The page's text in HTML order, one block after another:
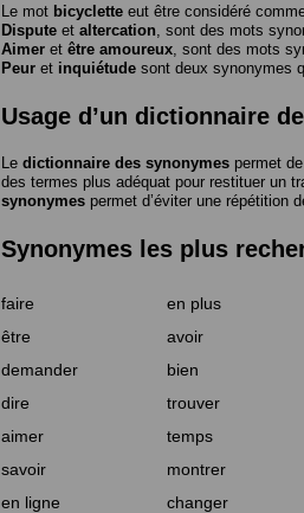
Le mot bicyclette eut être considéré
Dispute et altercation , sont des mots
Aimer et être amoureux , sont des mots
Peur et inquiétude sont deux synonymes
Usage d’un dictionnaire
Le dictionnaire des synonymes permet
des termes plus adéquat pour restituer un
synonymes permet d’éviter une répétition
Synonymes les plus
faire en plus
être
avoir
demander
bien
dire
trouver
aimer
temps
savoir
montrer
en ligne
changer